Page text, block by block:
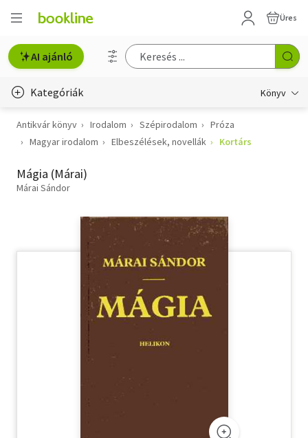
Üres
AI ajánló
Kategóriák Könyv
Életmód, egészség
Gyermek- és ifjúsági
Hobbi, szabadidő
Antikvár könyv Irodalom Szépirodalom
Próza
Magyar irodalom
Elbeszélések, novellák Kortárs
Mágia (Márai)
Márai Sándor